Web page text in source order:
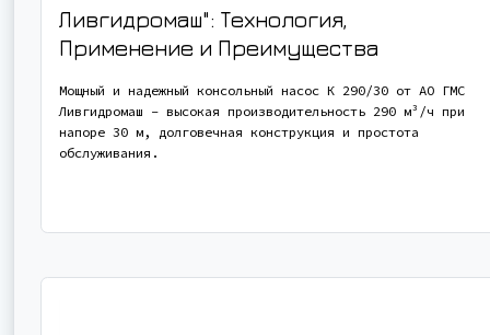
Ливгидромаш": Технология,
Применение и Преимущества
Мощный и надежный консольный насос К 290/30 от АО ГМС
Ливгидромаш - высокая производительность 290 м³/ч при
напоре 30 м, долговечная конструкция и простота
обслуживания.